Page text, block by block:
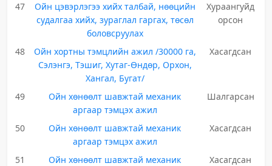
47
Ойн цэвэрлэгээ хийх талбай, нөөцийн
судалгаа хийх, зураглал гаргах, төсөл
боловсруулах
Хураангуйд
орсон
48
Ойн хортны тэмцлийн ажил /30000 га,
Сэлэнгэ, Тэшиг, Хутаг-Өндөр, Орхон,
Хангал, Бугат/
Хасагдсан
49
Ойн хөнөөлт шавжтай механик
аргаар тэмцэх ажил
Шалгарсан
50
Ойн хөнөөлт шавжтай механик
аргаар тэмцэх ажил
Хасагдсан
51
Ойн хөнөөлт шавжтай механик
Хасагдсан